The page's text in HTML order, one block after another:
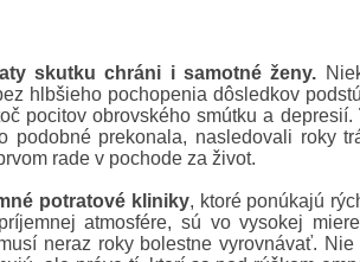
skutku chráni i samotné ženy.
hlbšieho pochopenia dôsledkov
pocitov obrovského smútku a depresií.
podobné prekonala, nasledovali roky
rade v pochode za život.
potratové kliniky, ktoré ponúkajú
atmosfére, sú vo vysokej
neraz roky bolestne vyrovnávať.